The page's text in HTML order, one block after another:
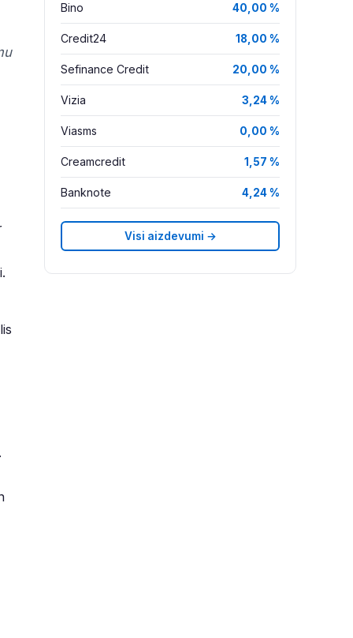
Bino 40,00 %
Credit24 18,00 %
Sefinance Credit 20,00 %
Vizia 3,24 %
Viasms 0,00 %
Creamcredit 1,57 %
Banknote 4,24 %
Visi aizdevumi →